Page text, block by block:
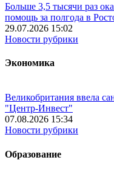
Больше 3,5 тысячи раз
помощь за полгода в
29.07.2026 15:02
Новости рубрики
Экономика
Великобритания ввела
"Центр-Инвест"
07.08.2026 15:34
Новости рубрики
Образование